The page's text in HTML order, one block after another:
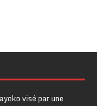
visé par une